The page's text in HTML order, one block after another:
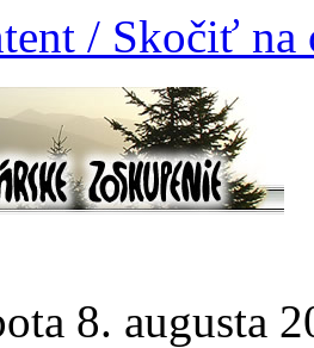
/ Skočiť na
8. augusta